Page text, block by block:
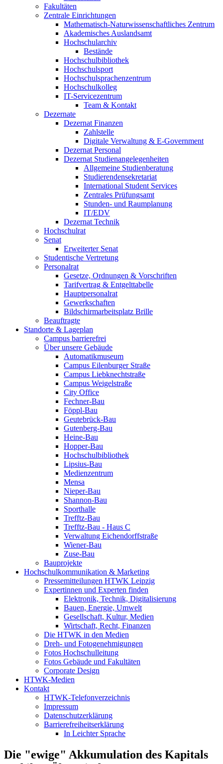
Fakultäten
Zentrale Einrichtungen
Mathematisch-Naturwissenschaftliches Zentrum
Akademisches Auslandsamt
Hochschularchiv
Bestände
Hochschulbibliothek
Hochschulsport
Hochschulsprachenzentrum
Hochschulkolleg
IT-Servicezentrum
Team & Kontakt
Dezernate
Dezernat Finanzen
Zahlstelle
Digitale Verwaltung & E-Government
Dezernat Personal
Dezernat Studienangelegenheiten
Allgemeine Studienberatung
Studierendensekretariat
International Student Services
Zentrales Prüfungsamt
Stunden- und Raumplanung
IT/EDV
Dezernat Technik
Hochschulrat
Senat
Erweiterter Senat
Studentische Vertretung
Personalrat
Gesetze, Ordnungen & Vorschriften
Tarifvertrag & Entgelttabelle
Hauptpersonalrat
Gewerkschaften
Bildschirmarbeitsplatz Brille
Beauftragte
Standorte & Lageplan
Campus barrierefrei
Über unsere Gebäude
Automatikmuseum
Campus Eilenburger Straße
Campus Liebknechtstraße
Campus Weigelstraße
City Office
Fechner-Bau
Föppl-Bau
Geutebrück-Bau
Gutenberg-Bau
Heine-Bau
Hopper-Bau
Hochschulbibliothek
Lipsius-Bau
Medienzentrum
Mensa
Nieper-Bau
Shannon-Bau
Sporthalle
Trefftz-Bau
Trefftz-Bau - Haus C
Verwaltung Eichendorffstraße
Wiener-Bau
Zuse-Bau
Bauprojekte
Hochschulkommunikation & Marketing
Pressemitteilungen HTWK Leipzig
Expertinnen und Experten finden
Elektronik, Technik, Digitalisierung
Bauen, Energie, Umwelt
Gesellschaft, Kultur, Medien
Wirtschaft, Recht, Finanzen
Die HTWK in den Medien
Dreh- und Fotogenehmigungen
Fotos Hochschulleitung
Fotos Gebäude und Fakultäten
Corporate Design
HTWK-Medien
Kontakt
HTWK-Telefonverzeichnis
Impressum
Datenschutzerklärung
Barrierefreiheitserklärung
In Leichter Sprache
Die "ewige" Akkumulation des Kapitals